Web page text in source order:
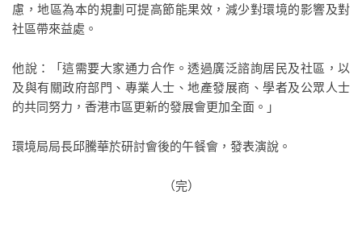
慮，地區為本的規劃可提高節能果效，減少對環境的影響及對
社區帶來益處。
他說：「這需要大家通力合作。透過廣泛諮詢居民及社區，以
及與有關政府部門、專業人士、地產發展商、學者及公眾人士
的共同努力，香港市區更新的發展會更加全面。」
環境局局長邱騰華於研討會後的午餐會，發表演說。
（完）